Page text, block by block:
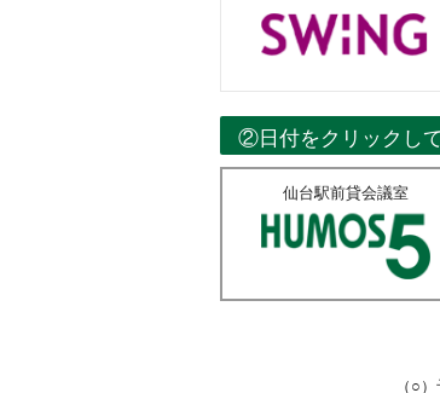
②日付をクリックし
仙台駅前貸会議室
（○